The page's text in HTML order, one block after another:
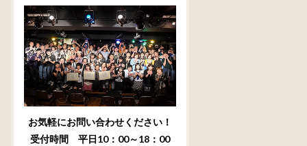
お気軽にお問い合わせください！
受付時間 平日10：00～18：00